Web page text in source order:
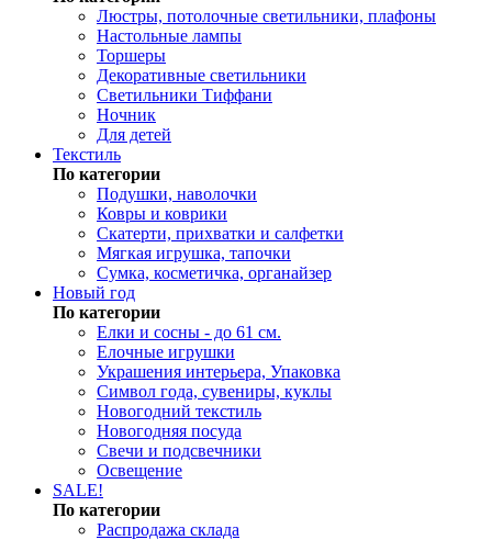
Люстры, потолочные светильники, плафоны
Настольные лампы
Торшеры
Декоративные светильники
Светильники Тиффани
Ночник
Для детей
Текстиль
По категории
Подушки, наволочки
Ковры и коврики
Скатерти, прихватки и салфетки
Мягкая игрушка, тапочки
Сумка, косметичка, органайзер
Новый год
По категории
Елки и сосны - до 61 см.
Елочные игрушки
Украшения интерьера, Упаковка
Символ года, сувениры, куклы
Новогодний текстиль
Новогодняя посуда
Свечи и подсвечники
Освещение
SALE!
По категории
Распродажа склада